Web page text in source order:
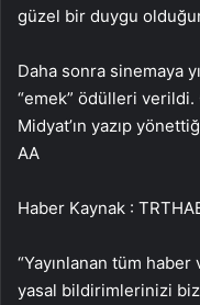
güzel bir duygu
Daha sonra sinemaya
“emek” ödülleri
Midyat’ın yazıp
AA
Haber Kaynak :
“Yayınlanan tüm
yasal bildirimlerinizi